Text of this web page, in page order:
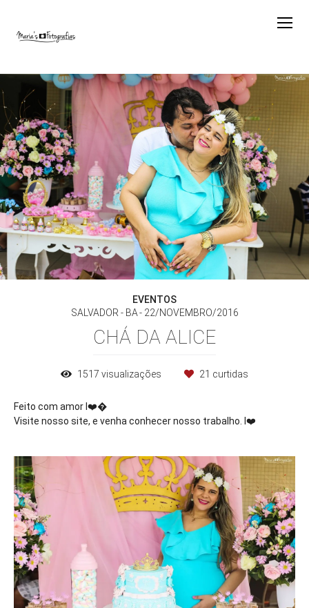
EVENTOS
SALVADOR - BA
22/NOVEMBRO/2016
CHÁ DA ALICE
1517 visualizações 21 curtidas
Feito com amor I ❤️�
Visite nosso site, e venha conhecer nosso trabalho. I ❤️